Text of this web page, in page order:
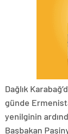
Dağlık
günde
yenilginin
Başbakan